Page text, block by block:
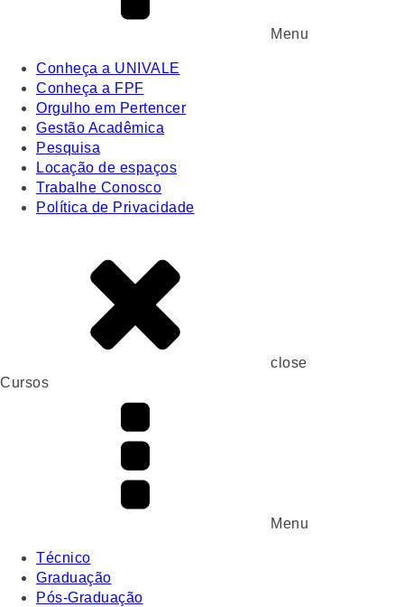
Menu
Conheça a UNIVALE
Conheça a FPF
Orgulho em Pertencer
Gestão Acadêmica
Pesquisa
Locação de espaços
Trabalhe Conosco
Política de Privacidade
close
Cursos
Menu
Técnico
Graduação
Pós-Graduação